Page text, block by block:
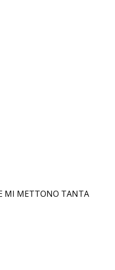
MI METTONO TANTA